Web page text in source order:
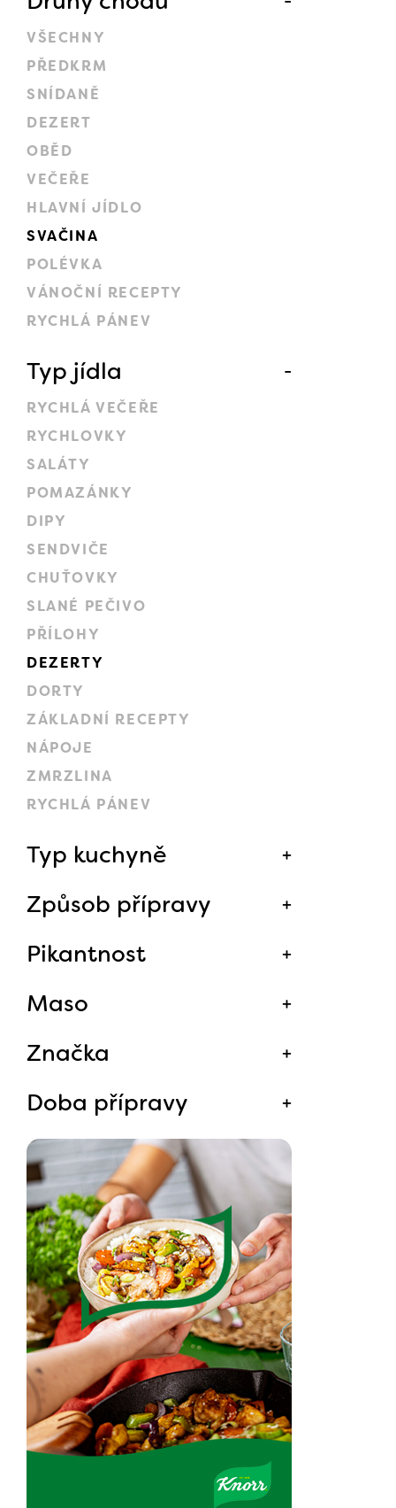
VŠECHNY
PŘEDKRM
SNÍDANĚ
DEZERT
OBĚD
VEČEŘE
HLAVNÍ JÍDLO
SVAČINA
POLÉVKA
VÁNOČNÍ RECEPTY
RYCHLÁ PÁNEV
Typ jídla
RYCHLÁ VEČEŘE
RYCHLOVKY
SALÁTY
POMAZÁNKY
DIPY
SENDVIČE
CHUŤOVKY
SLANÉ PEČIVO
PŘÍLOHY
DEZERTY
DORTY
ZÁKLADNÍ RECEPTY
NÁPOJE
ZMRZLINA
RYCHLÁ PÁNEV
Typ kuchyně
Způsob přípravy
Pikantnost
Maso
Značka
Doba přípravy